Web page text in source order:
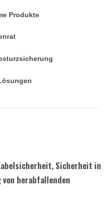
Produkte
Sicherheit in
von herabfallenden